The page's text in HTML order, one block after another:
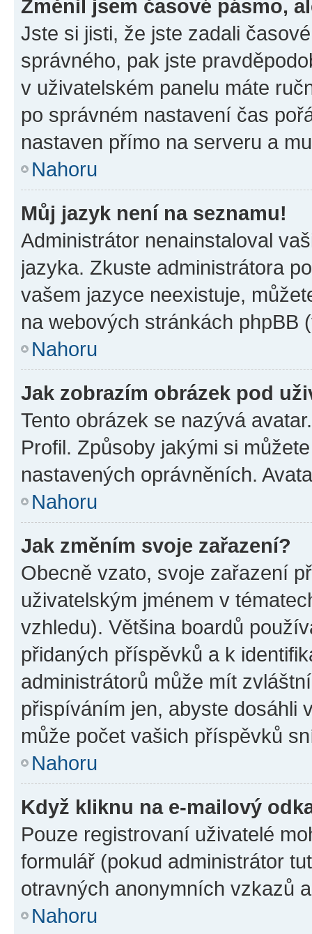
Změnil jsem časové pásmo,
Jste si jisti, že jste zadali
správného, pak jste
v uživatelském panelu máte
po správném nastavení čas
nastaven přímo na serveru a
Nahoru
Můj jazyk není na seznamu!
Administrátor nenainstaloval
jazyka. Zkuste administrátora
vašem jazyce neexistuje,
na webových stránkách phpBB
Nahoru
Jak zobrazím obrázek pod
Tento obrázek se nazývá
Profil. Způsoby jakými si
nastavených oprávněních.
Nahoru
Jak změním svoje zařazení?
Obecně vzato, svoje zařazení
uživatelským jménem v
vzhledu). Většina boardů
přidaných příspěvků a k
administrátorů může mít
přispíváním jen, abyste dosáhli
může počet vašich příspěvků
Nahoru
Když kliknu na e-mailový
Pouze registrovaní uživatelé
formulář (pokud administrátor
otravných anonymních vzkazů
Nahoru